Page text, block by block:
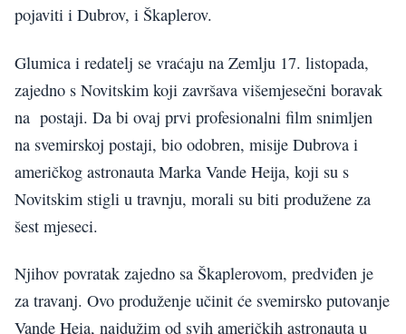
pojaviti i Dubrov, i Škaplerov.
Glumica i redatelj se vraćaju na Zemlju 17. listopada,
zajedno s Novitskim koji završava višemjesečni boravak
na postaji. Da bi ovaj prvi profesionalni film snimljen
na svemirskoj postaji, bio odobren, misije Dubrova ​​i
američkog astronauta Marka Vande Heija, koji su s
Novitskim stigli u travnju, morali su biti produžene za
šest mjeseci.
Njihov povratak zajedno sa Škaplerovom, predviđen je
za travanj. Ovo produženje učinit će svemirsko putovanje
Vande Heia, najdužim od svih američkih astronauta u